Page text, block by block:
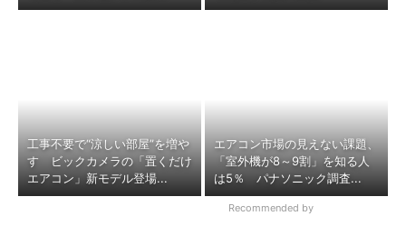
工事不要で“涼しい部屋”を増や
す ビックカメラの「置くだけ
エアコン」新モデル登場...
エアコン市場の見えない課題、
「室外機が8～9割」を知る人
は5％ パナソニック調査...
Recommended by